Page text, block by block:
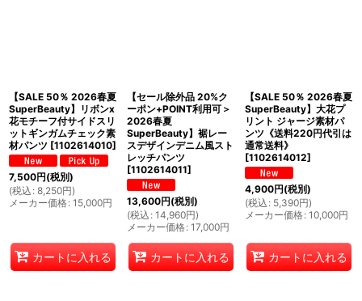
【SALE 50％ 2026春夏
SuperBeauty】リボンx
花モチーフ付サイドスリ
ットギンガムチェック素
材パンツ [1102614010]
7,500円(税別)
(税込 : 8,250円)
メーカー価格: 15,000円
カートに入れる
【セール除外品 20%ク
ーポン+POINT利用可＞
2026春夏
SuperBeauty】裾レー
スデザインデニム風スト
レッチパンツ
[1102614011]
13,600円(税別)
(税込 : 14,960円)
メーカー価格: 17,000円
カートに入れる
【SALE 50％ 2026春夏
SuperBeauty】大花プ
リント ジャージ素材パ
ンツ《送料220円代引は
通常送料》
[1102614012]
4,900円(税別)
(税込 : 5,390円)
メーカー価格: 10,000円
カートに入れる